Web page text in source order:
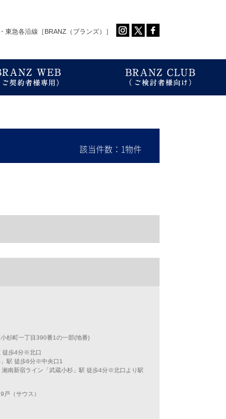
東急各沿線［BRANZ（ブランズ）］
該当件数：1物件
杉町一丁目390番1の一部(地番)
徒歩4分※北口
駅 徒歩6分※中央口1
湘南新宿ライン「武蔵小杉」駅 徒歩4分※北口より駅
（サウス）